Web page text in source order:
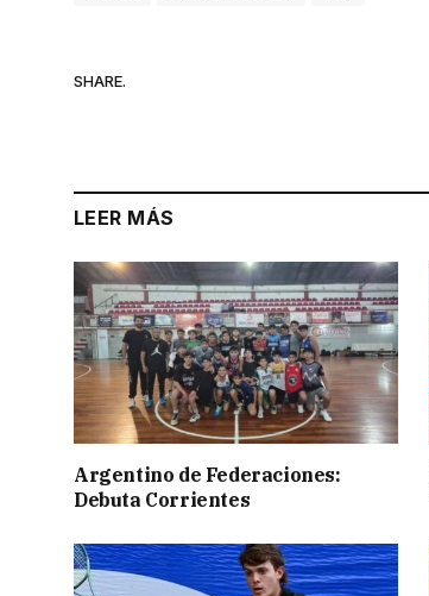
SHARE.
LEER MÁS
Argentino de Federaciones:
Debuta Corrientes